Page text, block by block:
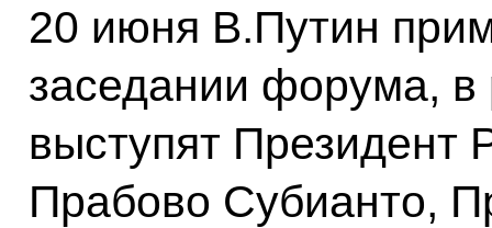
20 июня В.Путин
заседании форума, в
выступят Президент
Прабово Субианто,